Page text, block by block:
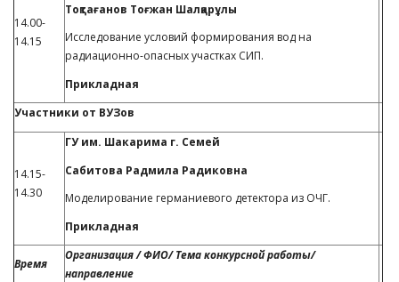
14.00-
14.15
Тоқтағанов Тоғжан Шалқарұлы
Исследование условий формирования вод на
радиационно-опасных участках СИП.
Прикладная
Участники от ВУЗов
14.15-
14.30
ГУ им. Шакарима г. Семей
Сабитова Радмила Радиковна
Моделирование германиевого детектора из ОЧГ.
Прикладная
Время
Организация / ФИО/ Тема конкурсной работы/
направление